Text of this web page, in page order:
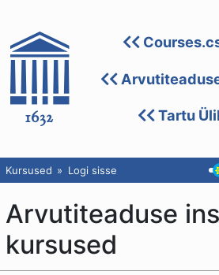
Tartu
Kursused Logi sisse
Arvutiteaduse
kursused